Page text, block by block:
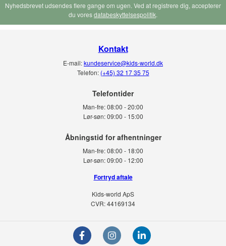
Nyhedsbrevet udsendes flere gange om ugen. Ved at registrere dig, accepterer
du voresdatabeskyttelsespolitik.
Kontakt
E-mail:kundeservice@kids-world.dk
Telefon: (+45) 32 17 35 75
Telefontider
Man-fre:08:00 - 20:00
Lør-søn: 09:00 - 15:00
Man-fre:08:00 - 18:00
Lør-søn:09:00 - 12:00
Fortryd aftale
Kids-world ApS
CVR: 44169134